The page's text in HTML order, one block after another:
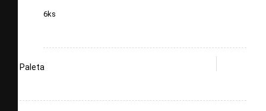
6ks
Paleta